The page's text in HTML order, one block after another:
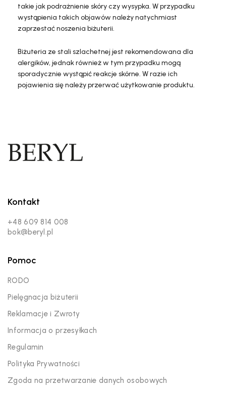
takie jak podrażnienie skóry czy wysypka. W przypadku
wystąpienia takich objawów należy natychmiast
zaprzestać noszenia biżuterii.
Biżuteria ze stali szlachetnej jest rekomendowana dla
alergików, jednak również w tym przypadku mogą
sporadycznie wystąpić reakcje skórne. W razie ich
pojawienia się należy przerwać użytkowanie produktu.
Kontakt
+48 609 814 008
bok@beryl.pl
Pomoc
RODO
Pielęgnacja biżuterii
Reklamacje i Zwroty
Informacja o przesyłkach
Regulamin
Polityka Prywatności
Zgoda na przetwarzanie danych osobowych